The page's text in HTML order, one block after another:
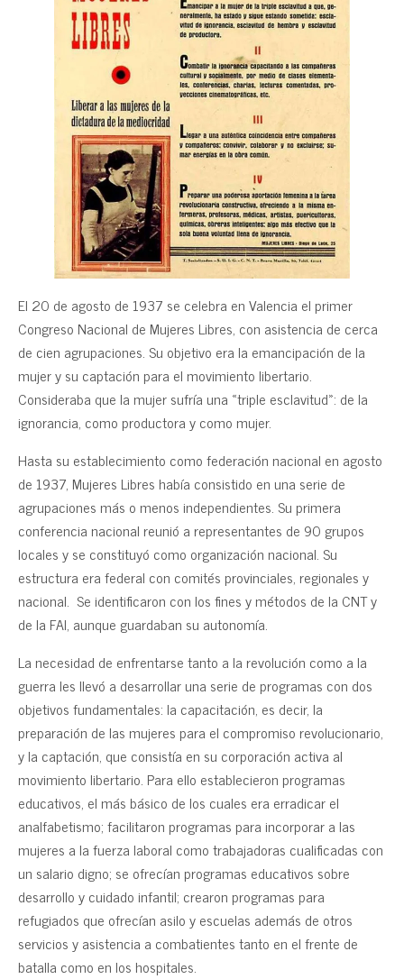
El 20 de agosto de 1937 se celebra en Valencia el primer
Congreso Nacional de Mujeres Libres, con asistencia de cerca
de cien agrupaciones. Su objetivo era la emancipación de la
mujer y su captación para el movimiento libertario.
Consideraba que la mujer sufría una «triple esclavitud»: de la
ignorancia, como productora y como mujer.
Hasta su establecimiento como federación nacional en agosto
de 1937, Mujeres Libres había consistido en una serie de
agrupaciones más o menos independientes. Su primera
conferencia nacional reunió a representantes de 90 grupos
locales y se constituyó como organización nacional. Su
estructura era federal con comités provinciales, regionales y
nacional. Se identificaron con los fines y métodos de la CNT y
de la FAI, aunque guardaban su autonomía.
La necesidad de enfrentarse tanto a la revolución como a la
guerra les llevó a desarrollar una serie de programas con dos
objetivos fundamentales: la capacitación, es decir, la
preparación de las mujeres para el compromiso revolucionario,
y la captación, que consistía en su corporación activa al
movimiento libertario. Para ello establecieron programas
educativos, el más básico de los cuales era erradicar el
analfabetismo; facilitaron programas para incorporar a las
mujeres a la fuerza laboral como trabajadoras cualificadas con
un salario digno; se ofrecían programas educativos sobre
desarrollo y cuidado infantil; crearon programas para
refugiados que ofrecían asilo y escuelas además de otros
servicios y asistencia a combatientes tanto en el frente de
batalla como en los hospitales.